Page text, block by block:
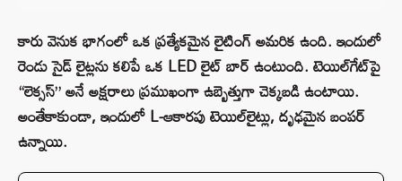
కారు వెనుక భాగంలో ఒక ప్రత్యేకమైన లైటింగ్ అమరిక ఉంది. ఇందులో
రెండు సైడ్ లైట్లను కలిపే ఒక LED లైట్ బార్ ఉంటుంది. టెయిల్‌గేట్‌పై
“లెక్సస్” అనే అక్షరాలు ప్రముఖంగా ఉబ్బెత్తుగా చెక్కబడి ఉంటాయి.
అంతేకాకుండా, ఇందులో L-ఆకారపు టెయిల్‌లైట్లు, దృఢమైన బంపర్
ఉన్నాయి.